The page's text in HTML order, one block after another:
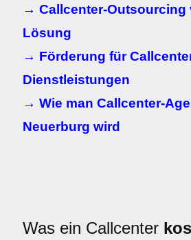
→ Callcenter-Outsourcing
Lösung
→ Förderung für
Dienstleistungen
→ Wie man Callcenter-
Neuerburg wird
Was ein Callcenter